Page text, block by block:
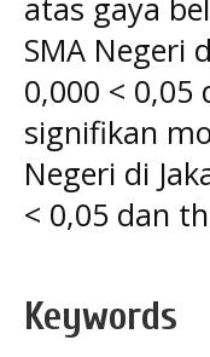
atas gaya
SMA Negeri
0,000 <
signifikan
Negeri di
< 0,05 dan
Keywords